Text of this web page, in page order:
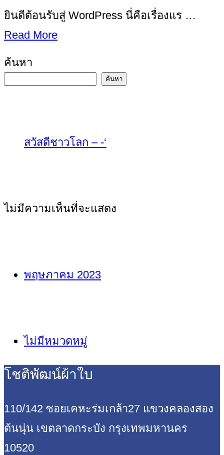
ยินดีต้อนรับสู่ WordPress นี่คือเรื่องแร …
Read More
ค้นหา
ค้นหา
สวัสดีชาวโลก – -‘
ไม่มีความเห็นที่จะแสดง
พฤษภาคม 2023
ไม่มีหมวดหมู่
โชติพัฒน์ผ้าใบ
110/142 ซอยเคหะร่มเกล้า27 แขวงคลองสอง
ต้นนุ่น เขตลาดกระบัง กรุงเทพมหานคร
10520